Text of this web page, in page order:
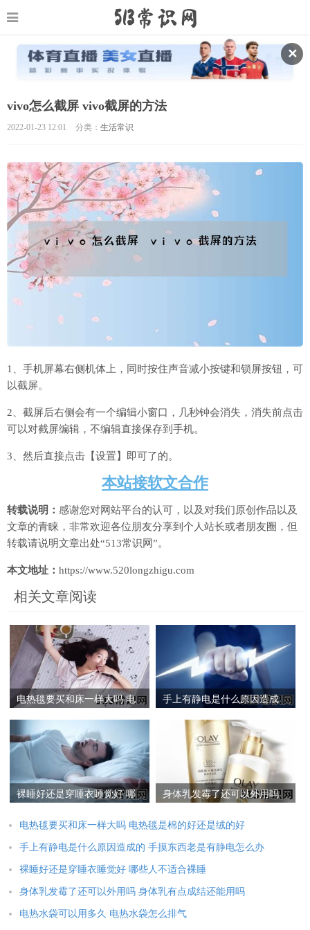
✕
vivo怎么截屏 vivo截屏的方法
2022-01-23 12:01 分类： 生活常识
1、手机屏幕右侧机体上，同时按住声音减小按键和锁屏按钮，可
以截屏。
2、截屏后右侧会有一个编辑小窗口，几秒钟会消失，消失前点击
可以对截屏编辑，不编辑直接保存到手机。
3、然后直接点击【设置】即可了的。
本站接软文合作
转载说明： 感谢您对网站平台的认可，以及对我们原创作品以及
文章的青睐，非常欢迎各位朋友分享到个人站长或者朋友圈，但
转载请说明文章出处“513常识网”。
本文地址： https://www.520longzhigu.com
相关文章阅读
电热毯要买和床一样大吗 电
手上有静电是什么原因造成
裸睡好还是穿睡衣睡觉好 哪
身体乳发霉了还可以外用吗
电热毯要买和床一样大吗 电热毯是棉的好还是绒的好
手上有静电是什么原因造成的 手摸东西老是有静电怎么办
裸睡好还是穿睡衣睡觉好 哪些人不适合裸睡
身体乳发霉了还可以外用吗 身体乳有点成结还能用吗
电热水袋可以用多久 电热水袋怎么排气